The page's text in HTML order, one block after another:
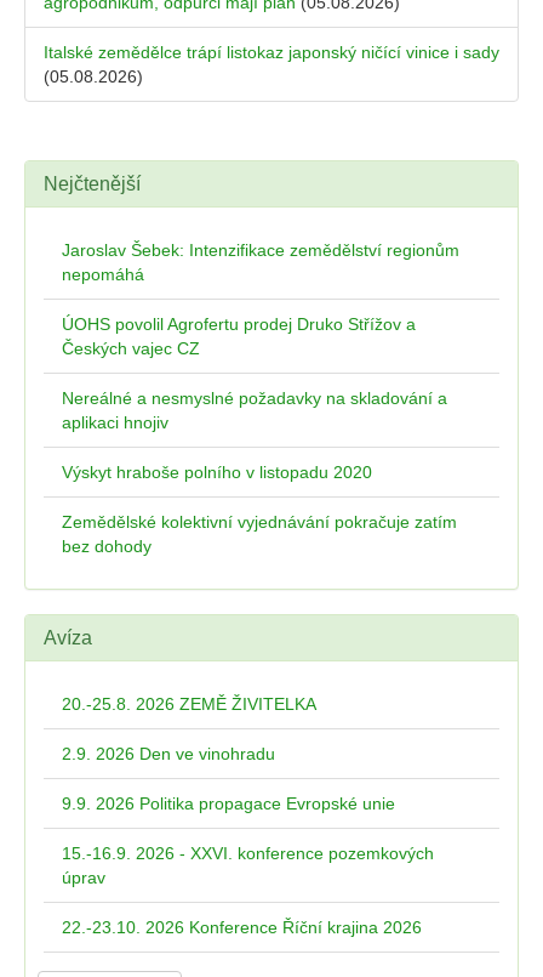
Italské zemědělce trápí listokaz japonský ničící vinice i sady
(05.08.2026)
Nejčtenější
Jaroslav Šebek: Intenzifikace zemědělství regionům
nepomáhá
ÚOHS povolil Agrofertu prodej Druko Střížov a
Českých vajec CZ
Nereálné a nesmyslné požadavky na skladování a
aplikaci hnojiv
Výskyt hraboše polního v listopadu 2020
Zemědělské kolektivní vyjednávání pokračuje zatím
bez dohody
Avíza
20.-25.8. 2026 ZEMĚ ŽIVITELKA
2.9. 2026 Den ve vinohradu
9.9. 2026 Politika propagace Evropské unie
15.-16.9. 2026 - XXVI. konference pozemkových
úprav
22.-23.10. 2026 Konference Říční krajina 2026